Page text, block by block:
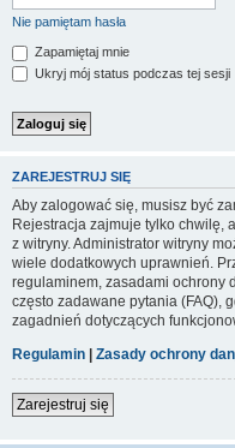
Nie pamiętam hasła
Zapamiętaj mnie
Ukryj mój status podczas tej sesji
ZAREJESTRUJ SIĘ
Aby zalogować się, musisz być
Rejestracja zajmuje tylko chwilę,
z witryny. Administrator witryny
wiele dodatkowych uprawnień.
regulaminem, zasadami ochrony
często zadawane pytania (FAQ),
zagadnień dotyczących
Regulamin | Zasady ochrony
Zarejestruj się